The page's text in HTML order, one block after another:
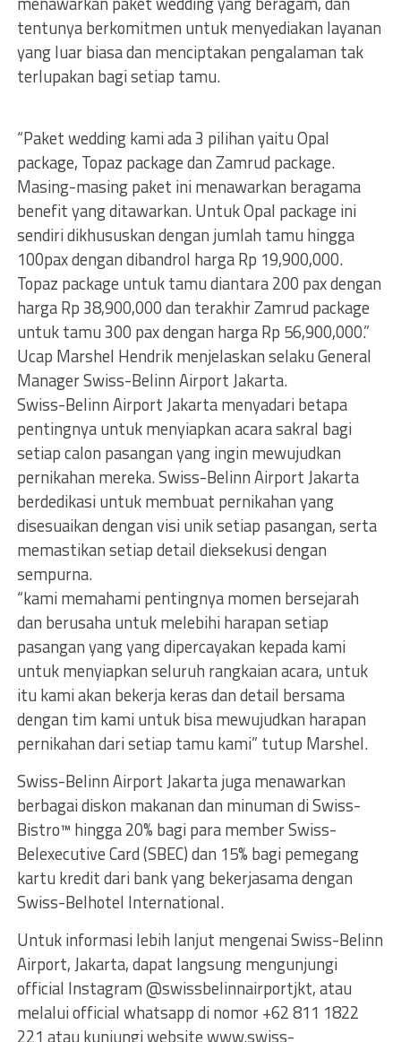
tentunya berkomitmen untuk menyediakan layanan
yang luar biasa dan menciptakan pengalaman tak
terlupakan bagi setiap tamu.
“Paket wedding kami ada 3 pilihan yaitu Opal
package, Topaz package dan Zamrud package.
Masing-masing paket ini menawarkan beragama
benefit yang ditawarkan. Untuk Opal package ini
sendiri dikhususkan dengan jumlah tamu hingga
100pax dengan dibandrol harga Rp 19,900,000.
Topaz package untuk tamu diantara 200 pax dengan
harga Rp 38,900,000 dan terakhir Zamrud package
untuk tamu 300 pax dengan harga Rp 56,900,000.”
Ucap Marshel Hendrik menjelaskan selaku General
Manager Swiss-Belinn Airport Jakarta.
Swiss-Belinn Airport Jakarta menyadari betapa
pentingnya untuk menyiapkan acara sakral bagi
setiap calon pasangan yang ingin mewujudkan
pernikahan mereka. Swiss-Belinn Airport Jakarta
berdedikasi untuk membuat pernikahan yang
disesuaikan dengan visi unik setiap pasangan, serta
memastikan setiap detail dieksekusi dengan
sempurna.
“kami memahami pentingnya momen bersejarah
dan berusaha untuk melebihi harapan setiap
pasangan yang yang dipercayakan kepada kami
untuk menyiapkan seluruh rangkaian acara, untuk
itu kami akan bekerja keras dan detail bersama
dengan tim kami untuk bisa mewujudkan harapan
pernikahan dari setiap tamu kami” tutup Marshel.
Swiss-Belinn Airport Jakarta juga menawarkan
berbagai diskon makanan dan minuman di Swiss-
Bistro™ hingga 20% bagi para member Swiss-
Belexecutive Card (SBEC) dan 15% bagi pemegang
kartu kredit dari bank yang bekerjasama dengan
Swiss-Belhotel International.
Untuk informasi lebih lanjut mengenai Swiss-Belinn
Airport, Jakarta, dapat langsung mengunjungi
official Instagram @swissbelinnairportjkt, atau
melalui official whatsapp di nomor +62 811 1822
221 atau kunjungi website www.swiss-